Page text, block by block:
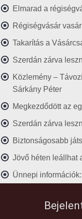
Elmarad a
Régiségvásár
Takarítás a
Szerdán zárva
Közlemény –
Sárkány Péter
Megkezdődött az
Szerdán zárva
Biztonságosabb
Jövő héten leállhat
Ünnepi